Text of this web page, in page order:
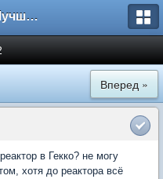
Life Hub - Лучшие компьютерные игры мира
Вперед »
в Гекко? не могу
хотя до реактора всё